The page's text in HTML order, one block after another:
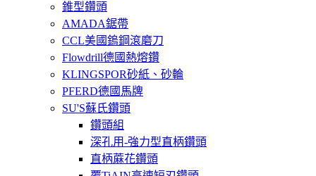
錐型鑽頭
AMADA鋸帶
CCL美國鎢鋼滾磨刀
Flowdrill德國熱熔鑽
KLINGSPOR砂紙、砂輪
PFERD德國馬牌
SU'S蘇氏鑽頭
鑽頭組
深孔用-強力型直柄鑽頭
直柄蔴花鑽頭